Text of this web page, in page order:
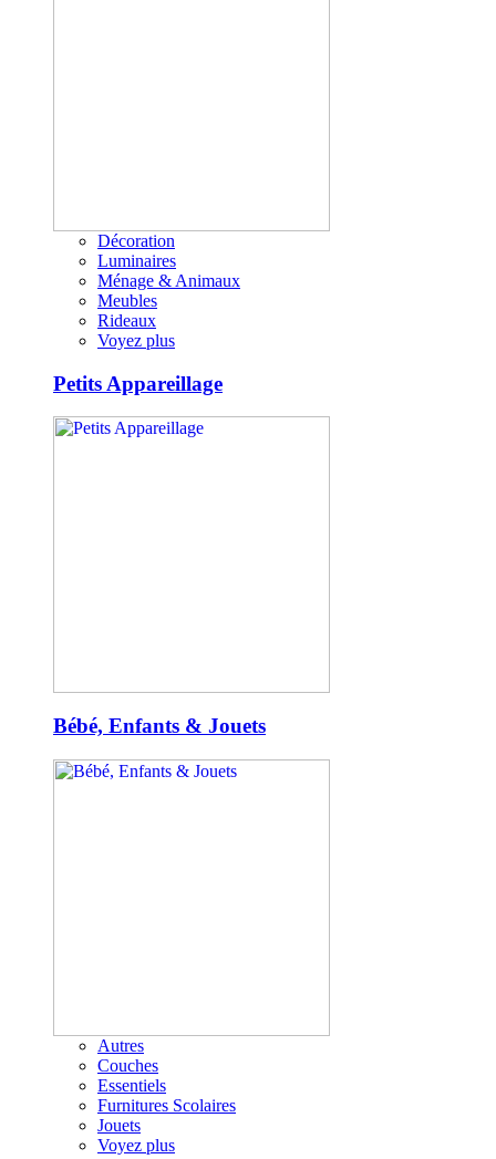
Décoration
Luminaires
Ménage & Animaux
Meubles
Rideaux
Voyez plus
Petits Appareillage
Bébé, Enfants & Jouets
Autres
Couches
Essentiels
Furnitures Scolaires
Jouets
Voyez plus